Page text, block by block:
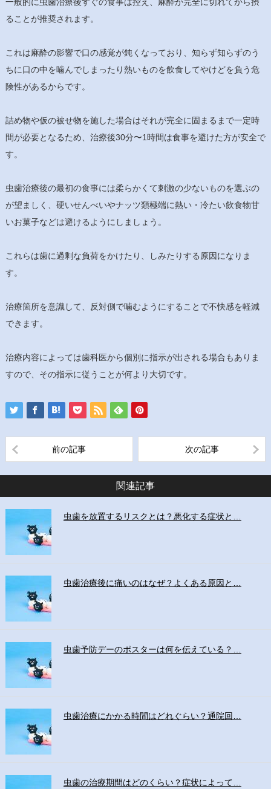
ることが推奨されます。
これは麻酔の影響で口の感覚が鈍くなっており、知らず知らずのう
ちに口の中を噛んでしまったり熱いものを飲食してやけどを負う危
険性があるからです。
詰め物や仮の被せ物を施した場合はそれが完全に固まるまで一定時
間が必要となるため、治療後30分〜1時間は食事を避けた方が安全で
す。
虫歯治療後の最初の食事には柔らかくて刺激の少ないものを選ぶの
が望ましく、硬いせんべいやナッツ類極端に熱い・冷たい飲食物甘
いお菓子などは避けるようにしましょう。
これらは歯に過剰な負荷をかけたり、しみたりする原因になりま
す。
治療箇所を意識して、反対側で噛むようにすることで不快感を軽減
できます。
治療内容によっては歯科医から個別に指示が出される場合もありま
すので、その指示に従うことが何より大切です。
前の記事 次の記事
関連記事
虫歯を放置するリスクとは？悪化する症状と…
虫歯治療後に痛いのはなぜ？よくある原因と…
虫歯予防デーのポスターは何を伝えている？…
虫歯治療にかかる時間はどれぐらい？通院回…
虫歯の治療期間はどのくらい？症状によって…